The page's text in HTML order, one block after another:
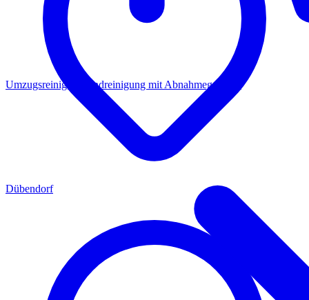
Umzugsreinigung Endreinigung mit Abnahmegarantie
Dübendorf